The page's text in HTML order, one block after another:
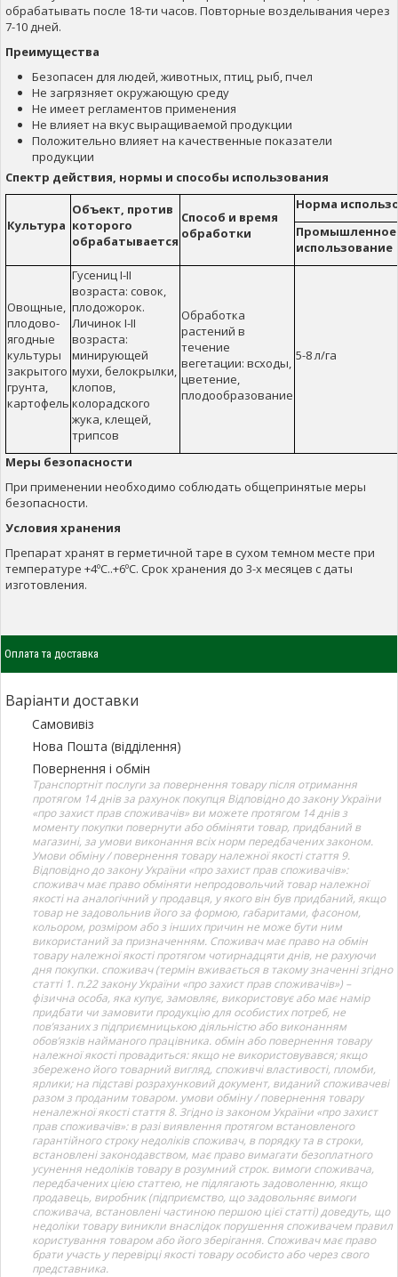
обрабатывать после 18-ти часов. Повторные возделывания через
7-10 дней.
Преимущества
Безопасен для людей, животных, птиц, рыб, пчел
Не загрязняет окружающую среду
Не имеет регламентов применения
Не влияет на вкус выращиваемой продукции
Положительно влияет на качественные показатели
продукции
Спектр действия, нормы и способы использования
Культура
Объект против
которого
обрабатывается
Способ и время
обработки
Норма
Промышленное
использование
Овощные,
плодово-
ягодные
культуры
закрытого
грунта,
картофель
Гусениц I-II
возраста: совок,
плодожорок.
Личинок I-II
возраста:
минирующей
мухи, белокрылки,
клопов,
колорадского
жука, клещей,
трипсов
Обработка
растений в
течение
вегетации: всходы,
цветение,
плодообразование
5-8 л/га
Меры безопасности
При применении необходимо соблюдать общепринятые меры
безопасности.
Условия хранения
Препарат хранят в герметичной таре в сухом темном месте при
температуре +4ºC..+6ºC. Срок хранения до 3-х месяцев с даты
изготовления.
Оплата та доставка
Варіанти доставки
Самовивіз
Нова Пошта (відділення)
Повернення і обмін
Транспортніт послуги за повернення товару після отримання
протягом 14 днів за рахунок покупця Відповідно до закону України
«про захист прав споживачів» ви можете протягом 14 днів з
моменту покупки повернути або обміняти товар, придбаний в
магазині, за умови виконання всіх норм передбачених законом.
Умови обміну / повернення товару належної якості стаття 9.
Відповідно до закону України «про захист прав споживачів»:
споживач має право обміняти непродовольчий товар належної
якості на аналогічний у продавця, у якого він був придбаний, якщо
товар не задовольнив його за формою, габаритами, фасоном,
кольором, розміром або з інших причин не може бути ним
використаний за призначенням. Споживач має право на обмін
товару належної якості протягом чотирнадцяти днів, не рахуючи
дня покупки. споживач (термін вживається в такому значенні згідно
статті 1. п.22 закону України «про захист прав споживачів») –
фізична особа, яка купує, замовляє, використовує або має намір
придбати чи замовити продукцію для особистих потреб, не
пов’язаних з підприємницькою діяльністю або виконанням
обов’язків найманого працівника. обмін або повернення товару
належної якості провадиться: якщо не використовувався; якщо
збережено його товарний вигляд, споживчі властивості, пломби,
ярлики; на підставі розрахунковий документ, виданий споживачеві
разом з проданим товаром. умови обміну / повернення товару
неналежної якості стаття 8. Згідно із законом України «про захист
прав споживачів»: в разі виявлення протягом встановленого
гарантійного строку недоліків споживач, в порядку та в строки,
встановлені законодавством, має право вимагати безоплатного
усунення недоліків товару в розумний строк. вимоги споживача,
передбачених цією статтею, не підлягають задоволенню, якщо
продавець, виробник (підприємство, що задовольняє вимоги
споживача, встановлені частиною першою цієї статті) доведуть, що
недоліки товару виникли внаслідок порушення споживачем правил
користування товаром або його зберігання. Споживач має право
брати участь у перевірці якості товару особисто або через свого
представника.